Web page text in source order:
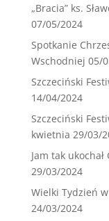
„Bracia” ks.
07/05/2024
Spotkanie
Wschodniej 05/
Szczeciński
14/04/2024
Szczeciński
kwietnia 29/03/
Jam tak
29/03/2024
Wielki Tydzień
24/03/2024